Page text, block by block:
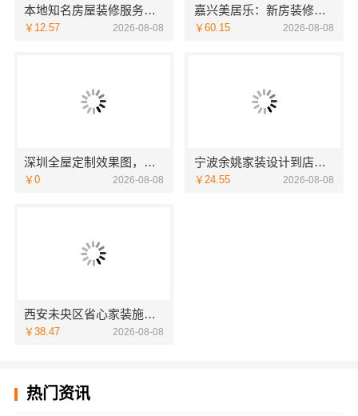
本地知名房屋装修服务环保，嘉兴绿色之家建材科技有限公司
￥12.57 2026-08-08
嘉兴美居乐：新房装修居室改造预约
￥60.15 2026-08-08
深圳全屋定制效果图，华居不锈钢演绎
￥0 2026-08-08
宁波余姚家装设计到店咨询宁波雅美和居建材科技
￥24.55 2026-08-08
西安未央区省心家装施工毛坯房材料靠谱-居安天成
￥38.47 2026-08-08
热门资讯